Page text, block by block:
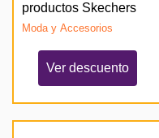
productos Skechers
Moda y Accesorios
Ver descuento